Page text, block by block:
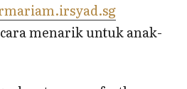
menarik untuk anak-